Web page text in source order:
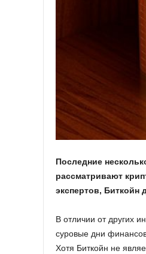
Последние
рассматривают
экспертов,
В отличии от других
суровые дни
Хотя Биткойн не